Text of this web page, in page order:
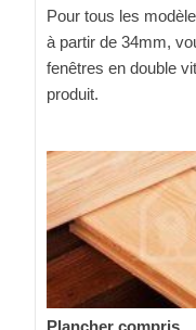
Pour tous les
à partir de 34mm,
fenêtres en double
produit.
Plancher compris